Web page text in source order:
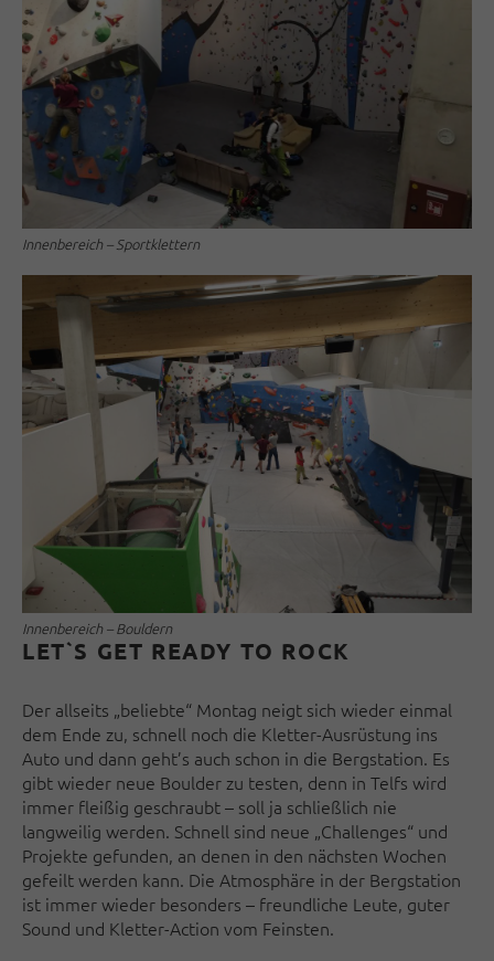
Innenbereich – Sportklettern
Innenbereich – Bouldern
LET`S GET READY TO ROCK
Der allseits „beliebte“ Montag neigt sich wieder einmal
dem Ende zu, schnell noch die Kletter-Ausrüstung ins
Auto und dann geht’s auch schon in die Bergstation. Es
gibt wieder neue Boulder zu testen, denn in Telfs wird
immer fleißig geschraubt – soll ja schließlich nie
langweilig werden. Schnell sind neue „Challenges“ und
Projekte gefunden, an denen in den nächsten Wochen
gefeilt werden kann. Die Atmosphäre in der Bergstation
ist immer wieder besonders – freundliche Leute, guter
Sound und Kletter-Action vom Feinsten.